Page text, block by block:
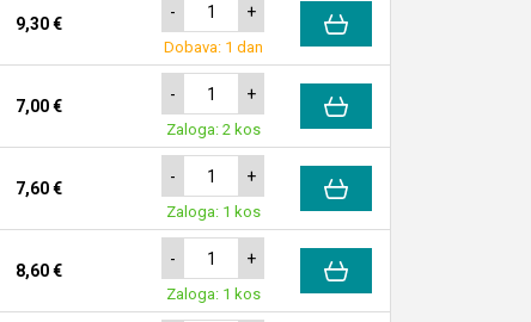
9,30 €
- +
Dobava: 1 dan
7,00 €
- +
Zaloga: 2 kos
7,60 €
- +
Zaloga: 1 kos
8,60 €
- +
Zaloga: 1 kos